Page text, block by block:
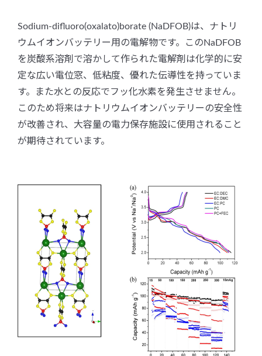
Sodium-difluoro(oxalato)borate (NaDFOB)は、ナトリ
ウムイオンバッテリー用の電解物です。このNaDFOB
を炭酸系溶剤で溶かして作られた電解剤は化学的に安
定な広い電位窓、低粘度、優れた伝導性を持っていま
す。また水との反応でフッ化水素を発生させません。
このため将来はナトリウムイオンバッテリーの安全性
が改善され、大容量の電力保存施設に使用されること
が期待されています。